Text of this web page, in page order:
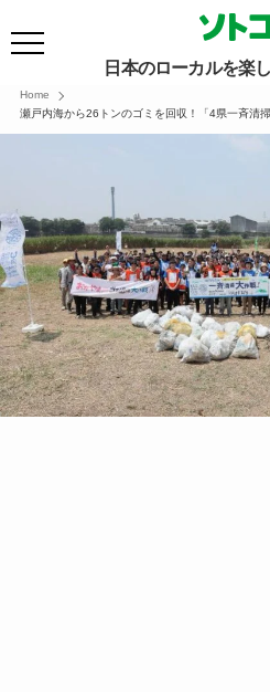
日本のローカルを楽
Home
瀬戸内海から26トンのゴミを回収！「4県一斉清